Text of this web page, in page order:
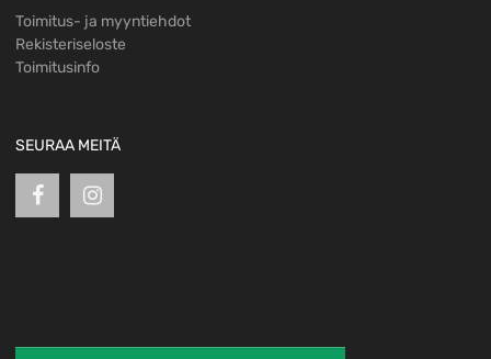
Toimitus- ja myyntiehdot
Rekisteriseloste
Toimitusinfo
SEURAA MEITÄ